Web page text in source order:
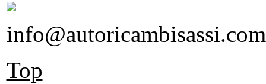
info@autoricambisassi.com
Top